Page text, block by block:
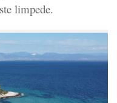
limpede.